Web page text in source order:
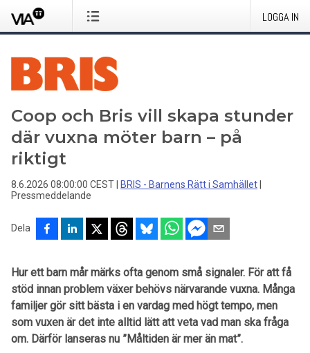
LOGGA IN
Coop och Bris vill skapa stunder
där vuxna möter barn – på
riktigt
8.6.2026 08:00:00 CEST BRIS - Barnens Rätt i Samhället
Pressmeddelande
Dela
Hur ett barn mår märks ofta genom små signaler. För att få
stöd innan problem växer behövs närvarande vuxna. Många
familjer gör sitt bästa i en vardag med högt tempo, men
som vuxen är det inte alltid lätt att veta vad man ska fråga
om. Därför lanseras nu ”Måltiden är mer än mat”.